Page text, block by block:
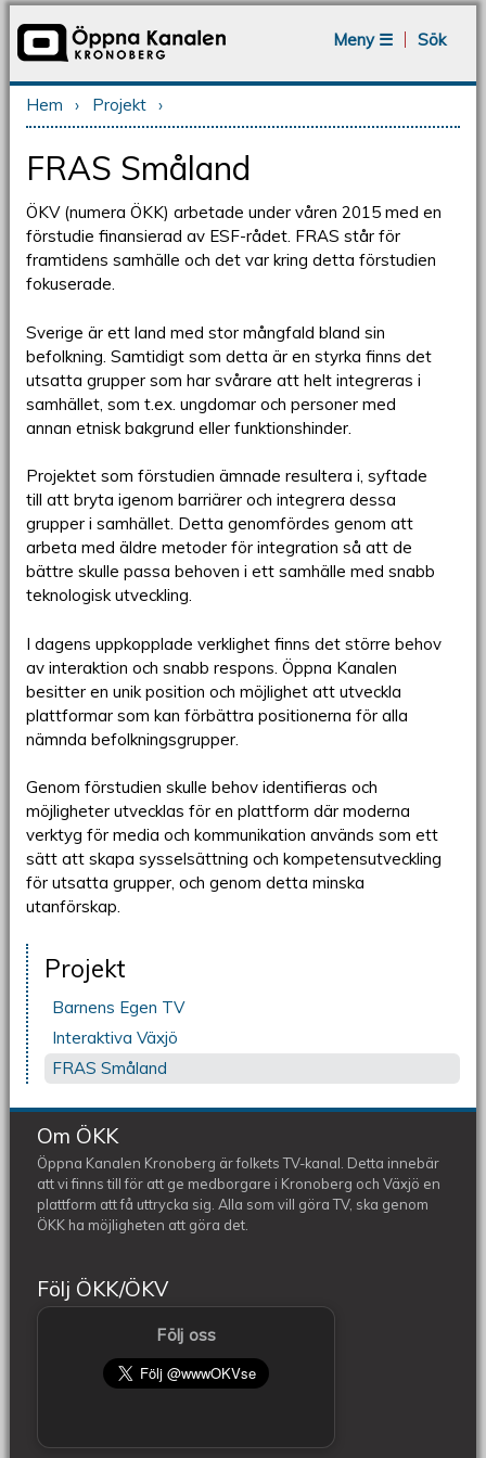
Meny ☰
Sök
Du är här
Hem › Projekt ›
FRAS Småland
ÖKV (numera ÖKK) arbetade under våren 2015 med en
förstudie finansierad av ESF-rådet. FRAS står för
framtidens samhälle och det var kring detta förstudien
fokuserade.
Sverige är ett land med stor mångfald bland sin
befolkning. Samtidigt som detta är en styrka finns det
utsatta grupper som har svårare att helt integreras i
samhället, som t.ex. ungdomar och personer med
annan etnisk bakgrund eller funktionshinder.
Projektet som förstudien ämnade resultera i, syftade
till att bryta igenom barriärer och integrera dessa
grupper i samhället. Detta genomfördes genom att
arbeta med äldre metoder för integration så att de
bättre skulle passa behoven i ett samhälle med snabb
teknologisk utveckling.
I dagens uppkopplade verklighet finns det större behov
av interaktion och snabb respons. Öppna Kanalen
besitter en unik position och möjlighet att utveckla
plattformar som kan förbättra positionerna för alla
nämnda befolkningsgrupper.
Genom förstudien skulle behov identifieras och
möjligheter utvecklas för en plattform där moderna
verktyg för media och kommunikation används som ett
sätt att skapa sysselsättning och kompetensutveckling
för utsatta grupper, och genom detta minska
utanförskap.
Projekt
Barnens Egen TV
Interaktiva Växjö
FRAS Småland
Om ÖKK
Öppna Kanalen Kronoberg är folkets TV-kanal. Detta innebär
att vi finns till för att ge medborgare i Kronoberg och Växjö en
plattform att få uttrycka sig. Alla som vill göra TV, ska genom
ÖKK ha möjligheten att göra det.
Följ ÖKK/ÖKV
Följ oss